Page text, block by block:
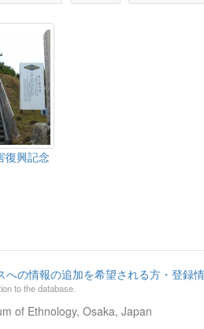
興記念
への情報の追加を希望される方・登録
to the database.
of Ethnology, Osaka, Japan